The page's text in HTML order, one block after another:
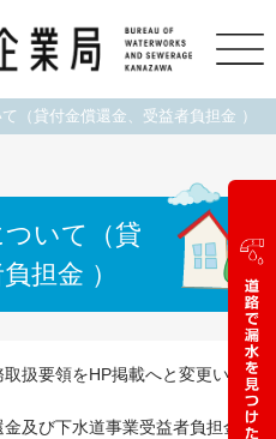
（貸付金償還金、受益者負担金 ）
いて（貸
担金 ）
扱要領をHP掲載へと変更い
及び下水道事業受益者負担金